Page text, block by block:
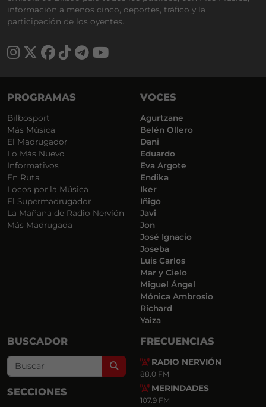
información a menos cinco, deportes, tráfico y la
participación de los oyentes.
PROGRAMAS
Bilbosport
Más Música
El Madrugador
Lo Más Nuevo
Informativos
En Ruta
Locos por la Música
El Supermadrugador
La Mañana de Radio Nervión
Más Madrugada
VOCES
Agurtzane
Belén Ollero
Dani
Eduardo
Eva Argote
Endika
Iker
Iñigo
Javi
Jon
José Ignacio
Joseba
Luis Carlos
Mar y Cielo
Miguel Ángel
Mónica Ambrosio
Richard
Yaiza
BUSCADOR
Search
SECCIONES
FRECUENCIAS
RADIO NERVIÓN
88.0 FM
MERINDADES
107.9 FM